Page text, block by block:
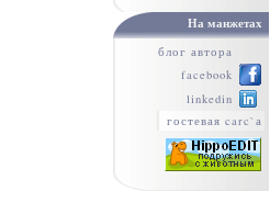
На манжетах
блог автора
facebook
linkedin
гостевая carc`а